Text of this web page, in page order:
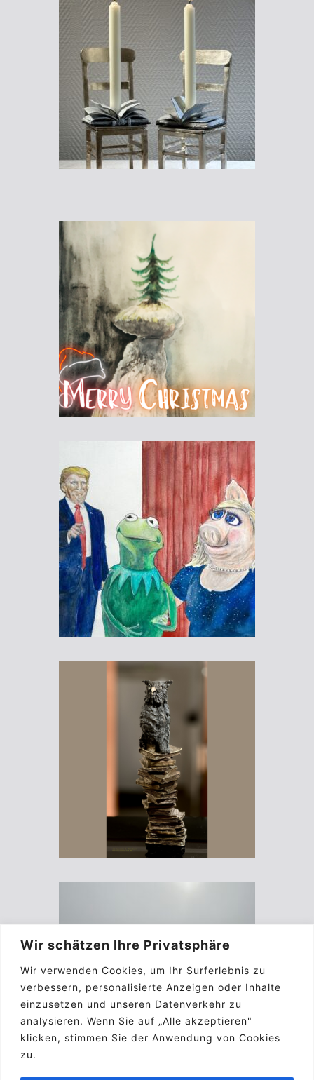
Wir schätzen Ihre Privatsphäre
Wir verwenden Cookies, um Ihr Surferlebnis zu
verbessern, personalisierte Anzeigen oder Inhalte
einzusetzen und unseren Datenverkehr zu
analysieren. Wenn Sie auf „Alle akzeptieren"
klicken, stimmen Sie der Anwendung von Cookies
zu.